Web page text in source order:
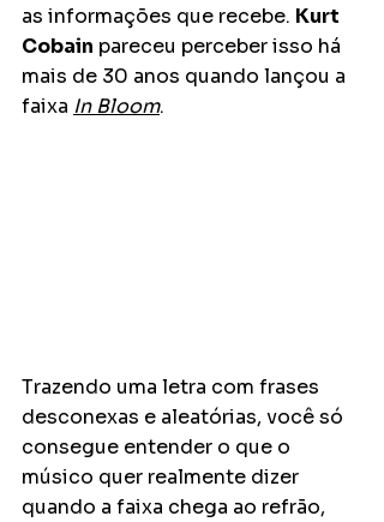
as informações que recebe. Kurt
Cobain pareceu perceber isso há
mais de 30 anos quando lançou a
faixa In Bloom.
Trazendo uma letra com frases
desconexas e aleatórias, você só
consegue entender o que o
músico quer realmente dizer
quando a faixa chega ao refrão,